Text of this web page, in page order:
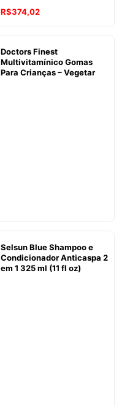
R$374,02
Doctors Finest
Multivitamínico Gomas
Para Crianças – Vegetar
Selsun Blue Shampoo e
Condicionador Anticaspa 2
em 1 325 ml (11 fl oz)